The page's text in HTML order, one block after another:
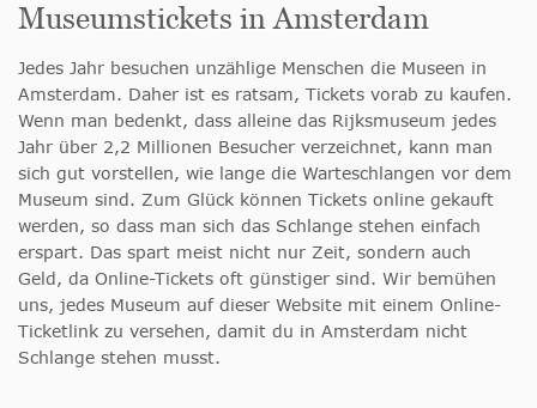
Museumstickets in Amsterdam
Jedes Jahr besuchen unzählige Menschen die Museen in
Amsterdam. Daher ist es ratsam, Tickets vorab zu kaufen.
Wenn man bedenkt, dass alleine das Rijksmuseum jedes
Jahr über 2,2 Millionen Besucher verzeichnet, kann man
sich gut vorstellen, wie lange die Warteschlangen vor dem
Museum sind. Zum Glück können Tickets online gekauft
werden, so dass man sich das Schlange stehen einfach
erspart. Das spart meist nicht nur Zeit, sondern auch
Geld, da Online-Tickets oft günstiger sind. Wir bemühen
uns, jedes Museum auf dieser Website mit einem Online-
Ticketlink zu versehen, damit du in Amsterdam nicht
Schlange stehen musst.